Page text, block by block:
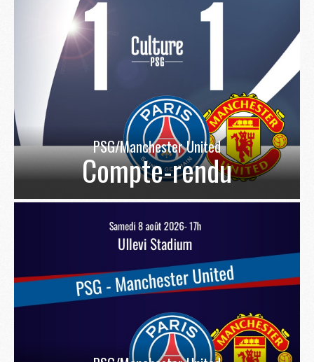
PSG/Manchester United
Compte-rendu